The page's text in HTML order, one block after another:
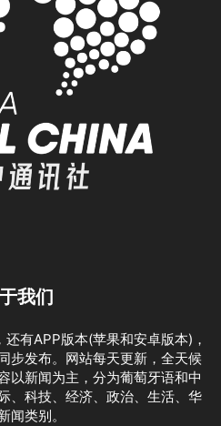
我们
有APP版本(苹果和安卓版本)，
步发布。网站每天更新，全天候
以新闻为主，分为葡萄牙语和中
、科技、经济、政治、生活、华
闻类别。